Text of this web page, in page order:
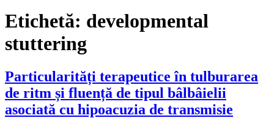
Etichetă: developmental
stuttering
Particularități terapeutice în tulburarea
de ritm și fluență de tipul bâlbâielii
asociată cu hipoacuzia de transmisie